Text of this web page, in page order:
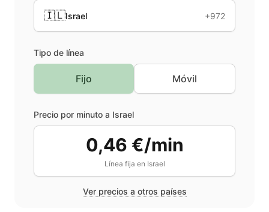
🇮🇱Israel +972
Tipo de línea
Fijo Móvil
Precio por minuto a Israel
0,46 €/min
Línea fija en Israel
Ver precios a otros países